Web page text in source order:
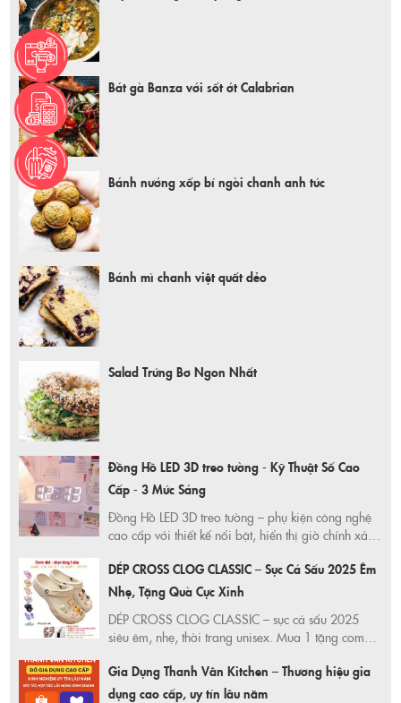
Bát gà Banza với sốt ớt Calabrian
Bánh nướng xốp bí ngòi chanh anh túc
Bánh mì chanh việt quất dẻo
Salad Trứng Bơ Ngon Nhất
Đồng Hồ LED 3D treo tường - Kỹ Thuật Số Cao
Cấp - 3 Mức Sáng
Đồng Hồ LED 3D treo tường – phụ kiện công nghệ
cao cấp với thiết kế nổi bật, hiển thị giờ chính xác,
phòng ngủ cực sang. Mua ngay ưu đãi Shopee,
giao hàng nhanh, bảo hành chuẩn!
DÉP CROSS CLOG CLASSIC – Sục Cá Sấu 2025 Êm
Nhẹ, Tặng Quà Cực Xinh
DÉP CROSS CLOG CLASSIC – sục cá sấu 2025
siêu êm, nhẹ, thời trang unisex. Mua 1 tặng combo
TRUSTVNXK – độc quyền Shopee, giao nhanh, giá
siêu tốt!
Gia Dụng Thanh Vân Kitchen – Thương hiệu gia
dụng cao cấp, uy tín lâu năm